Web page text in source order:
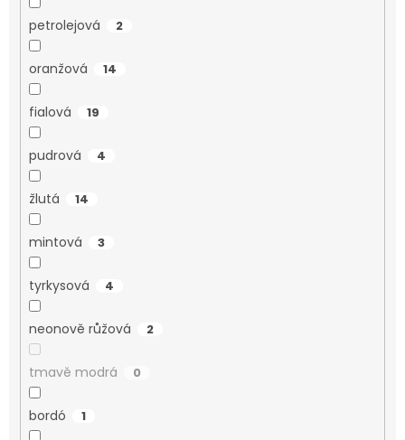
petrolejová 2
oranžová 14
fialová 19
pudrová 4
žlutá 14
mintová 3
tyrkysová 4
neonově růžová 2
tmavě modrá 0
bordó 1